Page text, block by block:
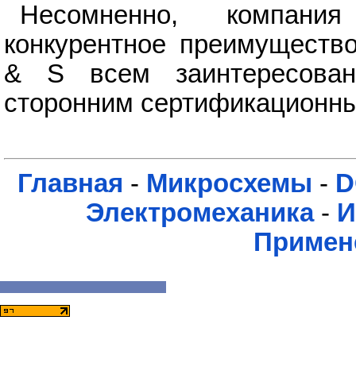
Несомненно,
конкурентное
& S всем
сторонним
Главная - Микросхемы -
Электромеханика-